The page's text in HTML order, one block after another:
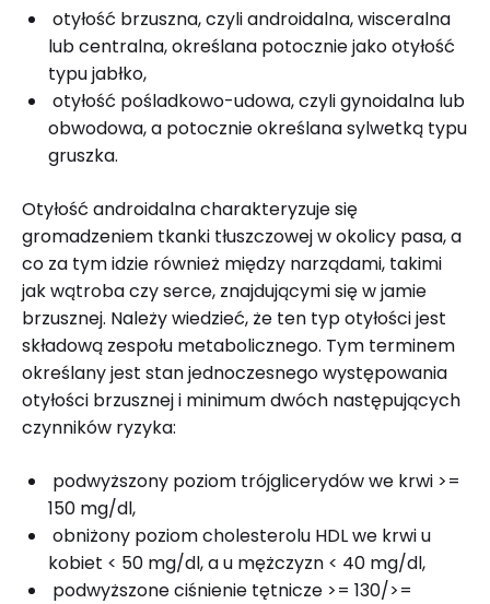
otyłość brzuszna, czyli androidalna, wisceralna
lub centralna, określana potocznie jako otyłość
typu jabłko,
otyłość pośladkowo-udowa, czyli gynoidalna lub
obwodowa, a potocznie określana sylwetką typu
gruszka.
Otyłość androidalna charakteryzuje się
gromadzeniem tkanki tłuszczowej w okolicy pasa, a
co za tym idzie również między narządami, takimi
jak wątroba czy serce, znajdującymi się w jamie
brzusznej. Należy wiedzieć, że ten typ otyłości jest
składową zespołu metabolicznego. Tym terminem
określany jest stan jednoczesnego występowania
otyłości brzusznej i minimum dwóch następujących
czynników ryzyka:
podwyższony poziom trójglicerydów we krwi >=
150 mg/dl,
obniżony poziom cholesterolu HDL we krwi u
kobiet < 50 mg/dl, a u mężczyzn < 40 mg/dl,
podwyższone ciśnienie tętnicze >= 130/>=